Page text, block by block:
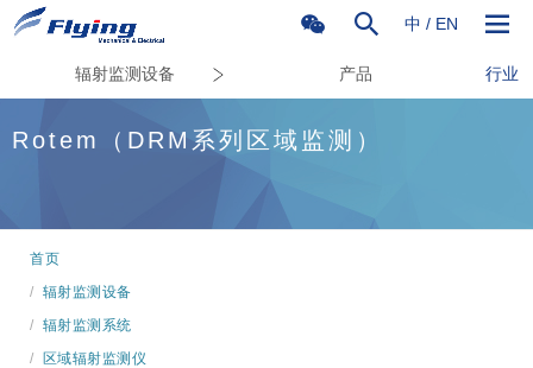
中 / EN
辐射监测设备 产品 行业
Rotem（DRM系列区域监测）
首页
/ 辐射监测设备
/ 辐射监测系统
/
区域辐射监测仪